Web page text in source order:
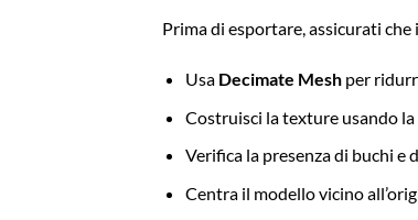
Prima di esportare, assicurati
Usa Decimate Meshper
Costruisci la texture usando la
Verifica la presenza di buchi e
Centra il modello vicino